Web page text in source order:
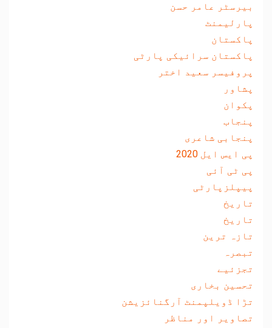
بیرسٹر عامر حسن
پارلیمنٹ
پاکستان
پاکستان سرائیکی پارٹی
پروفیسر سعید اختر
پشاور
پکوان
پنجاب
پنجابی شاعری
پی ایس ایل 2020
پی ٹی آئی
پیپلزپارٹی
تاریخ
تاریخ
تازہ ترین
تبصرہ
تجزئیے
تحسین بخاری
تڑا ڈویلپمنٹ آرگنائزیشن
تصاویر اور مناظر